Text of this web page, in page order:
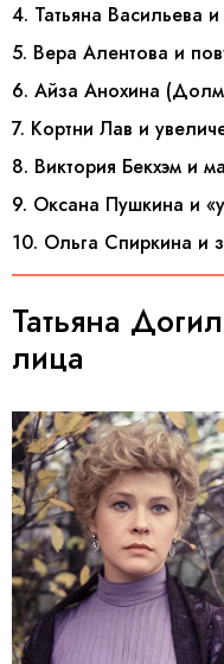
4. Татьяна Васильева
5. Вера Алентова и
6. Айза Анохина
7. Кортни Лав и
8. Виктория Бекхэм и
9. Оксана Пушкина и
10. Ольга Спиркина и
Татьяна
лица